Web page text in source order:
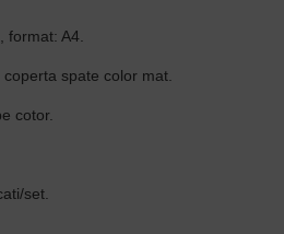
format: A4.
spate color mat.
cotor.
set.